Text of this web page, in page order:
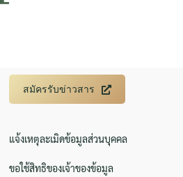
สมัครรับข่าวสาร
แจ้งเหตุละเมิดข้อมูลส่วนบุคคล
ขอใช้สิทธิของเจ้าของข้อมูล